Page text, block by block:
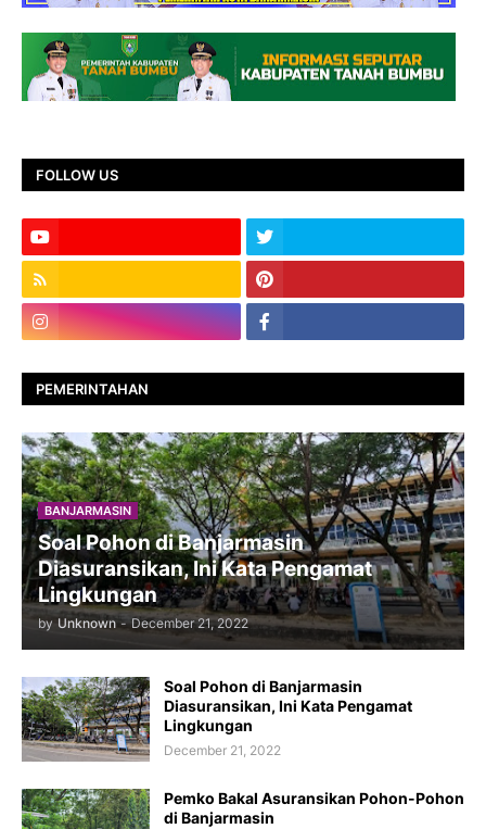
FOLLOW US
PEMERINTAHAN
BANJARMASIN
Soal Pohon di Banjarmasin
Diasuransikan, Ini Kata Pengamat
Lingkungan
by Unknown - December 21, 2022
Soal Pohon di Banjarmasin
Diasuransikan, Ini Kata Pengamat
Lingkungan
December 21, 2022
Pemko Bakal Asuransikan Pohon-Pohon
di Banjarmasin